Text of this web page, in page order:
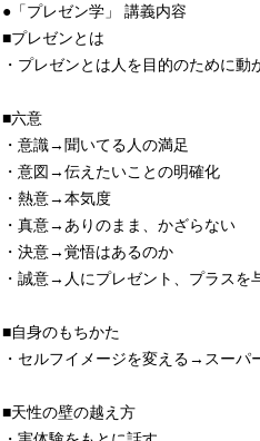
●「プレゼン学」 講義内容
■プレゼンとは
・プレゼンとは人を目的のために動
■六意
・意識→聞いてる人の満足
・意図→伝えたいことの明確化
・熱意→本気度
・真意→ありのまま、かざらない
・決意→覚悟はあるのか
・誠意→人にプレゼント、プラスを
■自身のもちかた
・セルフイメージを変える→スーパ
■天性の壁の越え方